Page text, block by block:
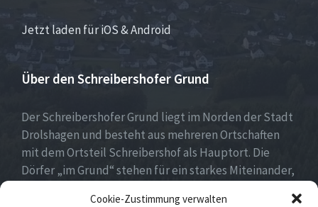
Cookie-Zustimmung verwalten
Jetzt laden für iOS & Android
Über den Schreibershofer Grund
Der Schreibershofer Grund liegt im Norden der Stadt
Drolshagen und besteht aus mehreren Ortschaften
mit dem Ortsteil Schreibershof als Hauptort. Die
Dörfer „im Grund“ stehen für ein starkes Miteinander,